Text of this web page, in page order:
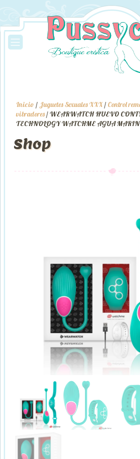
Inicio / Juguetes Sexuales XXX / Control
vibradores/ WEARWATCH HUEVO
TECHNOLOGY WATCHME AGUA
Shop